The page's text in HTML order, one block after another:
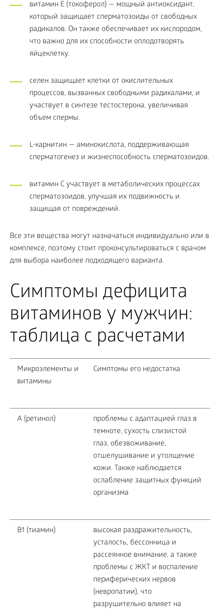
витамин E (токоферол) — мощный антиоксидант,
который защищает сперматозоиды от свободных
радикалов. Он также обеспечивает их кислородом,
что важно для их способности оплодотворять
яйцеклетку.
селен защищает клетки от окислительных
процессов, вызванных свободными радикалами, и
участвует в синтезе тестостерона, увеличивая
объем спермы.
L-карнитин — аминокислота, поддерживающая
сперматогенез и жизнеспособность сперматозоидов.
витамин C участвует в метаболических процессах
сперматозоидов, улучшая их подвижность и
защищая от повреждений.
Все эти вещества могут назначаться индивидуально или в
комплексе, поэтому стоит проконсультироваться с врачом
для выбора наиболее подходящего варианта.
Симптомы дефицита
витаминов у мужчин:
таблица с расчетами
Микроэлементы и
витамины
Симптомы его недостатка
А (ретинол)
проблемы с адаптацией глаз в
темноте, сухость слизистой
глаз, обезвоживание,
отшелушивание и утолщение
кожи. Также наблюдается
ослабление защитных функций
организма
В1 (тиамин)
высокая раздражительность,
усталость, бессонница и
рассеянное внимание, а также
проблемы с ЖКТ и воспаление
периферических нервов
(невропатии), что
разрушительно влияет на